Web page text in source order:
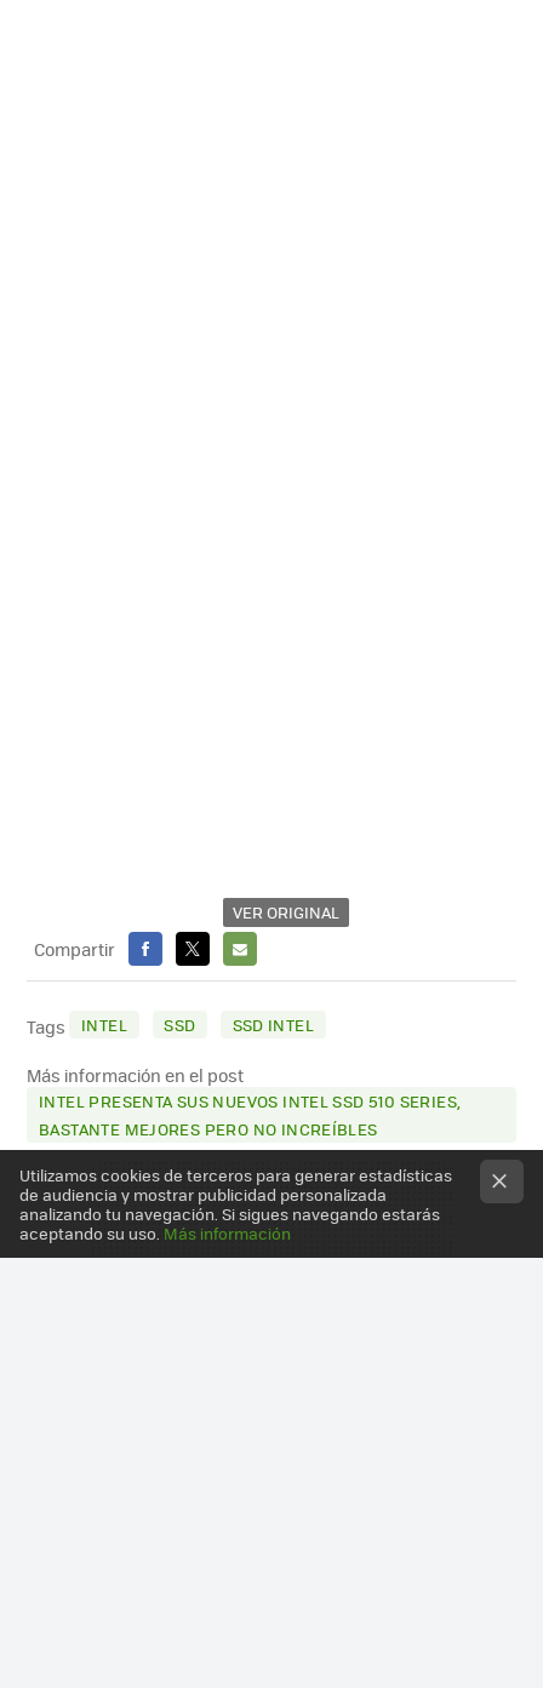
VER ORIGINAL
Compartir
FACEBOOK
X
E-
MAIL
Tags INTEL SSD SSD INTEL
Más información en el post
INTEL PRESENTA SUS NUEVOS INTEL SSD 510 SERIES,
BASTANTE MEJORES PERO NO INCREÍBLES
Utilizamos cookies de terceros para generar estadísticas
de audiencia y mostrar publicidad personalizada
analizando tu navegación. Si sigues navegando estarás
aceptando su uso. Más información